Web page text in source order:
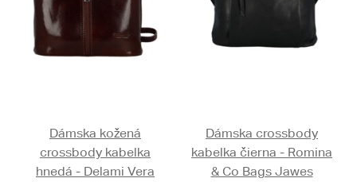
Dámska kožená
crossbody kabelka
hnedá - Delami Vera
Dámska crossbody
kabelka čierna - Romina
& Co Bags Jawes